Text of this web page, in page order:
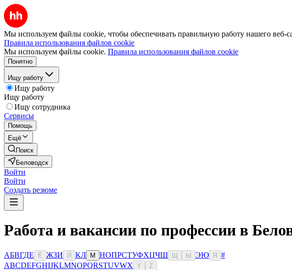
Мы используем файлы cookie, чтобы обеспечивать правильную работу нашего веб-
Правила использования файлов cookie
Мы используем файлы cookie. Правила использования файлов cookie
Понятно
Ищу работу
Ищу работу
Ищу работу
Ищу сотрудника
Сервисы
Помощь
Ещё
Поиск
Беловодск
Войти
Войти
Создать резюме
Работа и вакансии по профессии в
АБВГДЕ Ё ЖЗИ Й КЛ М НОПРСТУФХЦЧШ Ы ЭЮ Я
#
ABCDEFGHIJKLMNOPQRSTUVWX Y Z